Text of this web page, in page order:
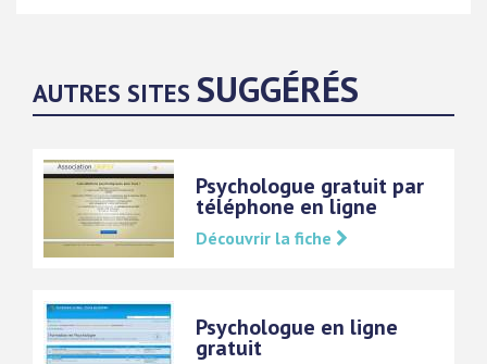
AUTRES SITES SUGGÉRÉS
Psychologue gratuit par
téléphone en ligne
Découvrir la fiche
Psychologue en ligne
gratuit